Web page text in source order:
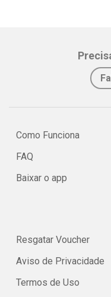
Como Funciona
FAQ
Baixar o app
Resgatar Voucher
Aviso de Privacidade
Termos de Uso